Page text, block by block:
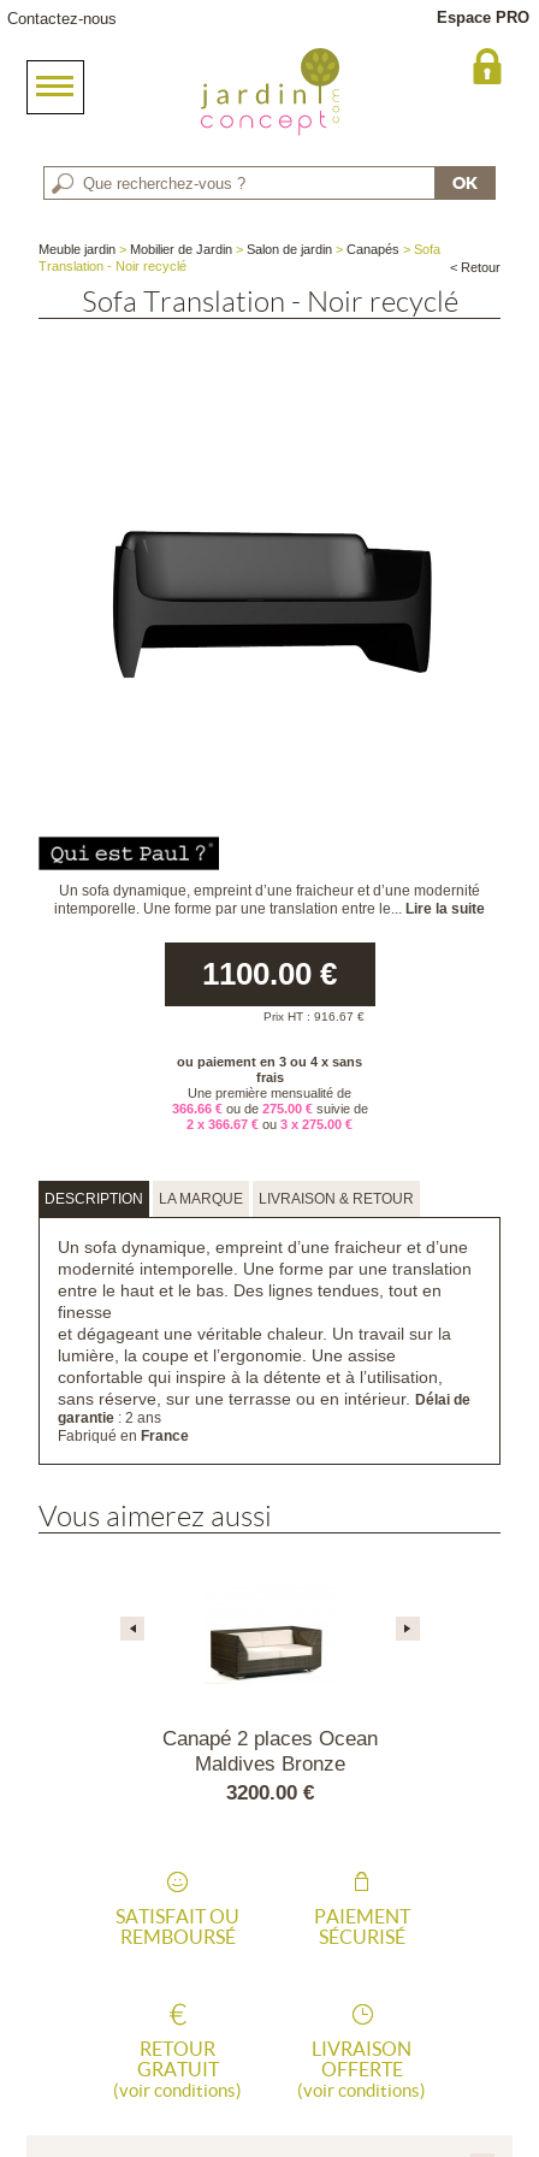
Contactez-nous Espace PRO
Meuble jardin > Mobilier de Jardin >Salon de jardin >Canapés > Sofa
Translation - Noir recyclé
< Retour
Sofa Translation - Noir recyclé
Un sofa dynamique, empreint d’une fraicheur et d’une modernité
intemporelle. Une forme par une translation entre le... Lire la suite
1100.00 €
Prix HT : 916.67 €
ou paiement en 3 ou 4 x sans
frais
Une première mensualité de
366.66 € ou de 275.00 € suivie de
2 x 366.67 € ou 3 x 275.00 €
DESCRIPTION LA MARQUE LIVRAISON & RETOUR
Un sofa dynamique, empreint d’une fraicheur et d’une
modernité intemporelle. Une forme par une translation
entre le haut et le bas. Des lignes tendues, tout en
finesse
et dégageant une véritable chaleur. Un travail sur la
lumière, la coupe et l’ergonomie. Une assise
confortable qui inspire à la détente et à l’utilisation,
sans réserve, sur une terrasse ou en intérieur.Délai de
garantie : 2 ans
Fabriqué en France
Vous aimerez aussi
Canapé 2 places Ocean
Maldives Bronze
3200.00 €
SATISFAIT OU
REMBOURSÉ
PAIEMENT
SÉCURISÉ
RETOUR
GRATUIT
(voir conditions)
LIVRAISON
OFFERTE
(voir conditions)